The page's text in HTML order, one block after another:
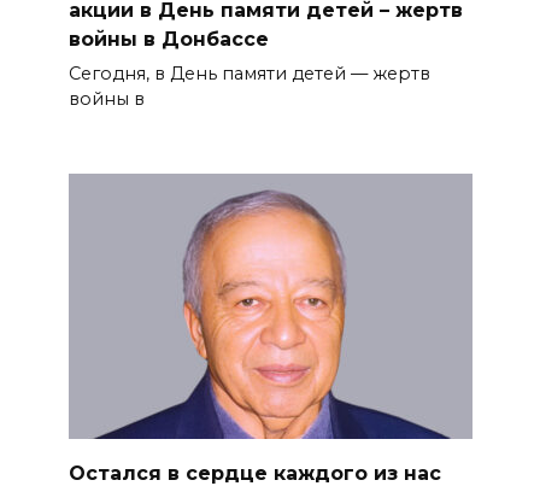
акции в День памяти детей – жертв
войны в Донбассе
Сегодня, в День памяти детей — жертв
войны в
Остался в сердце каждого из нас